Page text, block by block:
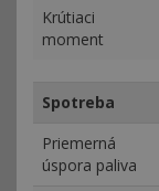
Krútiaci
moment
Spotreba
Priemerná
úspora paliva